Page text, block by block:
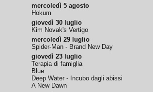
mercoledì 5 agosto
Hokum
giovedì 30 luglio
Kim Novak's Vertigo
mercoledì 29 luglio
Spider-Man - Brand New Day
giovedì 23 luglio
Terapia di famiglia
Blue
Deep Water - Incubo dagli abissi
A New Dawn